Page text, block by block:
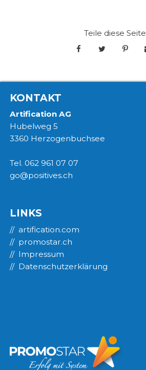
Teile diese Seite
KONTAKT
Artification AG
Hubelweg 5
3360 Herzogenbuchsee
Tel. 062 961 07 07
go@positives.ch
LINKS
artification.com
promostar.ch
Impressum
Datenschutzerklärung